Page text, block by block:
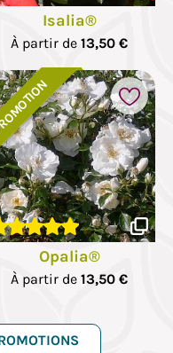
Isalia®
À partir de 13,50 €
Opalia®
À partir de 13,50 €